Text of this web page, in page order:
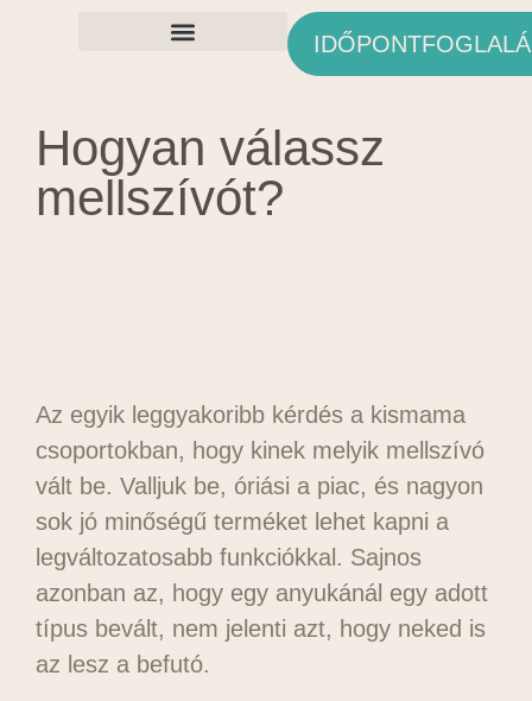
Hogyan válassz
mellszívót?
Az egyik leggyakoribb kérdés a kismama
csoportokban, hogy kinek melyik mellszívó
vált be. Valljuk be, óriási a piac, és nagyon
sok jó minőségű terméket lehet kapni a
legváltozatosabb funkciókkal. Sajnos
azonban az, hogy egy anyukánál egy adott
típus bevált, nem jelenti azt, hogy neked is
az lesz a befutó.